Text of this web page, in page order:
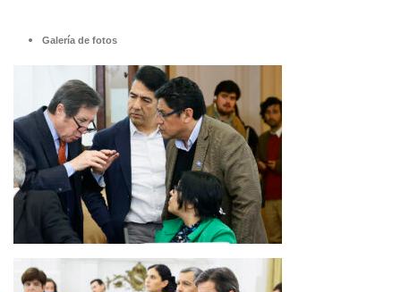
Galería de fotos